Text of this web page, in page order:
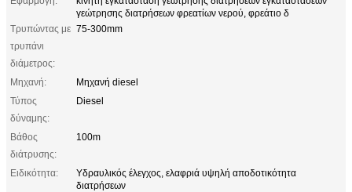
γεώτρησης διατρήσεων φρεατίων νερού, φρεάτιο δ
Τρυπώντας με
τρυπάνι
διάμετρος:
75-300mm
Μηχανή:
Μηχανή diesel
Τύπος
δύναμης:
Diesel
Βάθος
διάτρυσης:
100m
Ειδικότητα:
Υδραυλικός έλεγχος, ελαφριά υψηλή αποδοτικότητα
διατρήσεων